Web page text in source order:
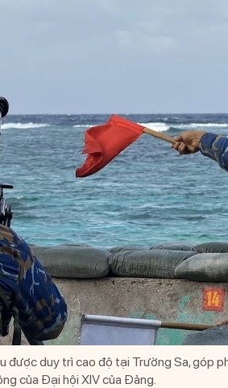
được duy trì cao độ tại Trường Sa, góp
của Đại hội XIV của Đảng.